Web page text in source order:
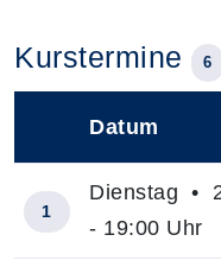
Kurstermine 6
Datum
1
Dienstag •
- 19:00 Uhr